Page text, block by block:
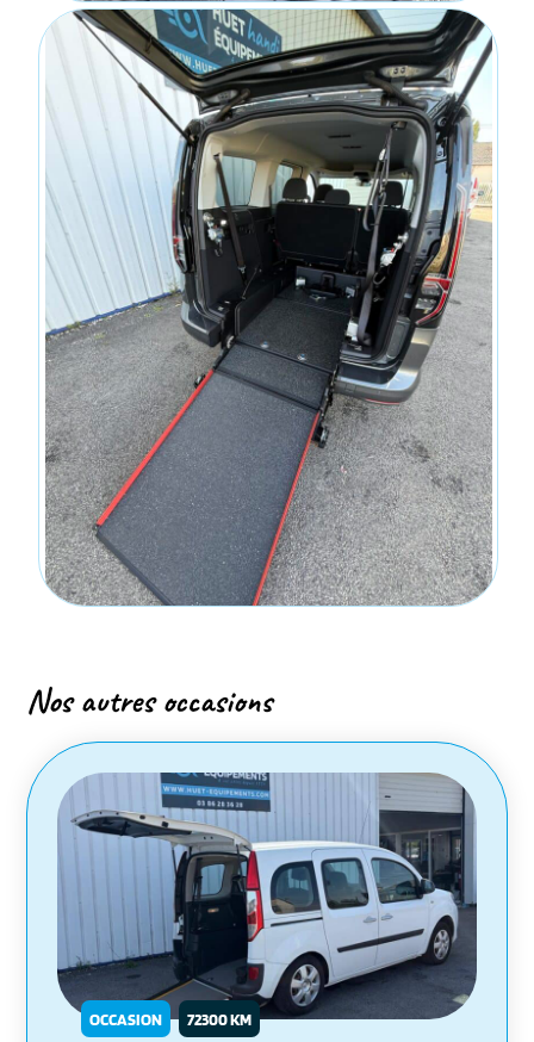
Nos autres occasions
OCCASION 72300 KM